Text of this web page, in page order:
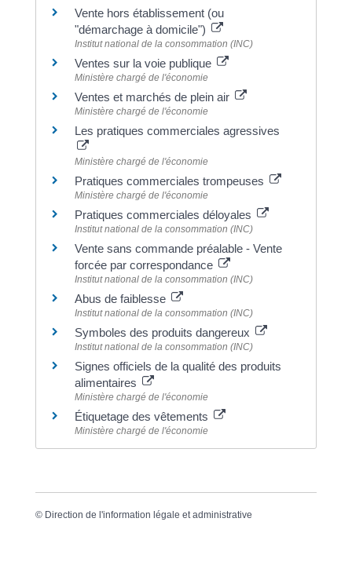
Vente hors établissement (ou
"démarchage à domicile")
Institut national de la consommation (INC)
Ventes sur la voie publique
Ministère chargé de l'économie
Ventes et marchés de plein air
Ministère chargé de l'économie
Les pratiques commerciales agressives
Ministère chargé de l'économie
Pratiques commerciales trompeuses
Ministère chargé de l'économie
Pratiques commerciales déloyales
Institut national de la consommation (INC)
Vente sans commande préalable - Vente
forcée par correspondance
Institut national de la consommation (INC)
Abus de faiblesse
Institut national de la consommation (INC)
Symboles des produits dangereux
Institut national de la consommation (INC)
Signes officiels de la qualité des produits
alimentaires
Ministère chargé de l'économie
Étiquetage des vêtements
Ministère chargé de l'économie
© Direction de l'information légale et administrative